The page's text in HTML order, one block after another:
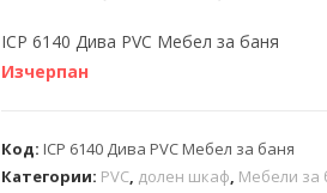
ICP 6140 Дива PVC Мебел за баня
Изчерпан
Код: ICP 6140 Дива PVC Мебел за баня
Категории: PVC, долен шкаф, Мебели за